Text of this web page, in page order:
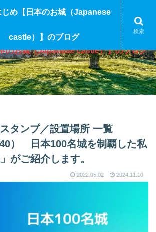
のお城（Japanese castle）】のブログ
タンプ／設置場所 一覧
） 日本100名城を制覇した私
がご紹介します。
2022.05.02 2024.11.10
じめ【日本のお城（Japanese
castle）】のブログ
検索